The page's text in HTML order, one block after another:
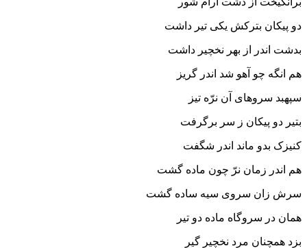
دو پیکان بترکش یکى تیر داشت
بدشت اندر از بهر نخچیر داشت‏
هم انگه چو آهو شد اندر گریز
سپهبد سروهاى آن نرّه تیز
بتیر دو پیکان ز سر برگرفت
کنیزک بدو ماند اندر شگفت‏
هم اندر زمان نرّ چون ماده گشت
سرش زان سروى سیه ساده گشت‏
همان در سروگاه ماده دو تیر
بزد همچنان مرد نخچیر گیر